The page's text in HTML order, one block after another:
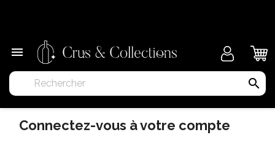

search
Connectez-vous à votre compte